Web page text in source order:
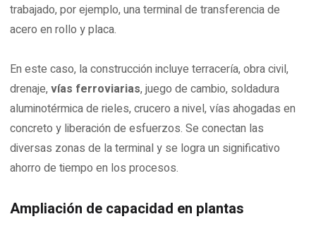
trabajado, por ejemplo, una terminal de transferencia de
acero en rollo y placa.
En este caso, la construcción incluye terracería, obra civil,
drenaje, vías ferroviarias, juego de cambio, soldadura
aluminotérmica de rieles, crucero a nivel, vías ahogadas en
concreto y liberación de esfuerzos. Se conectan las
diversas zonas de la terminal y se logra un significativo
ahorro de tiempo en los procesos.
Ampliación de capacidad en plantas